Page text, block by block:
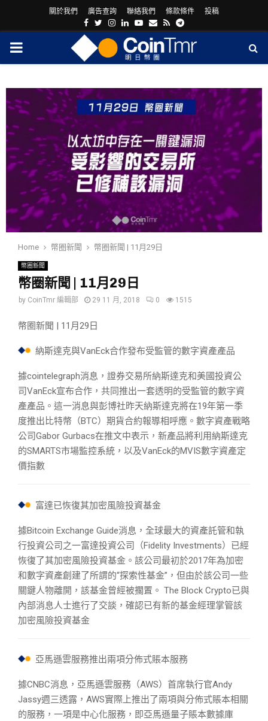
關於我們 廣告查詢 聯絡我們 條款條件 投稿
Facebook
Twitter
Instagram
LinkedinYoutube
Email
RssTelegram
PRIMARY
Home 幣圈新聞 幣圈新聞 | 11月29日
幣圈新聞
幣圈新聞 | 11月29日
by CoinTmr 編輯部 29 11 月, 2018 0 1515
幣圈新聞 | 11月29日
納斯達克與VanEck合作發布受監管的數字資產產品
據cointelegraph消息，證券交易所納斯達克和美國投資公
司VanEck宣布合作，共同推出一套透明的受監管的數字資
產產品。這一消息與彭博社昨天納斯達克將在19年第一季
度推出比特幣（BTC）期貨合約報導相呼應。數字資產戰略
公司Gabor Gurbacs在推文中表示，新產品將利用納斯達克
的SMARTS市場監控系統，以及VanEck的MVIS數字資產定
價指數
富達已恢復其加密風險投資基金
據Bitcoin Exchange Guide消息，全球最大的資產託管和執
行投資公司之一富達投資公司（Fidelity Investments）已經
恢復了其加密風險投資基金。該公司最初於2017年為加密
和數字資產創建了所謂的“探索性基金”，但由於該公司一些
關鍵人物離開，該基金曾經被擱置。 The Block Crypto已與
內部消息人士進行了交談，確認已有新的基金經理掌管該
加密風險投資基金
亞馬遜雲服務推出兩項分佈式賬本服務
據CNBC消息，亞馬遜雲服務（AWS）首席執行官Andy
Jassy週三透露，AWS實際上推出了兩項與分佈式賬本相關
的服務，一項是中心化服務，即亞馬遜量子賬本數據庫